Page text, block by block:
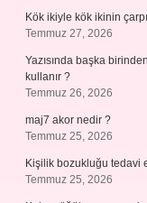
Kök ikiyle kök ikinin
Temmuz 27, 2026
Yazısında başka
kullanır ?
Temmuz 26, 2026
maj7 akor nedir ?
Temmuz 25, 2026
Kişilik bozukluğu tedavi
Temmuz 25, 2026